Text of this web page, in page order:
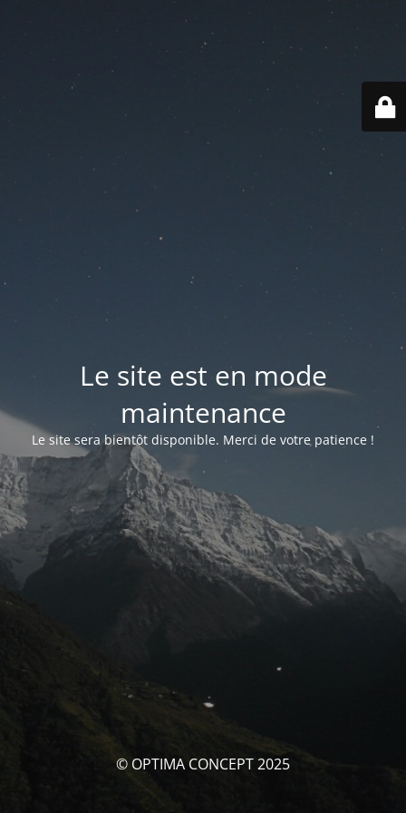
Le site est en mode
maintenance
Le site sera bientôt disponible. Merci de votre patience !
© OPTIMA CONCEPT 2025